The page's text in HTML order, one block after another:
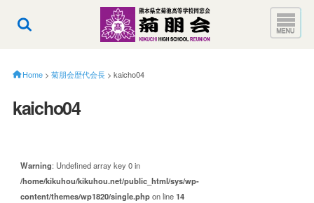
Home >菊朋会歴代会長 >kaicho04
kaicho04
Warning: Undefined array key 0 in
/home/kikuhou/kikuhou.net/public_html/sys/wp-
content/themes/wp1820/single.phpon line14